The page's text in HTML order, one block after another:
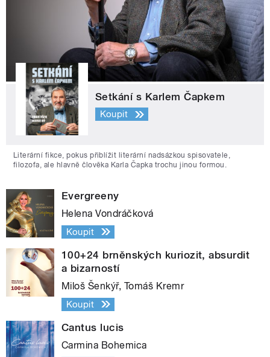
Setkání s Karlem Čapkem
Koupit
Literární fikce, pokus přiblížit literární nadsázkou spisovatele,
filozofa, ale hlavně člověka Karla Čapka trochu jinou formou.
Evergreeny
Helena Vondráčková
Koupit
100+24 brněnských kuriozit, absurdit
a bizarností
Miloš Šenkýř, Tomáš Kremr
Koupit
Cantus lucis
Carmina Bohemica